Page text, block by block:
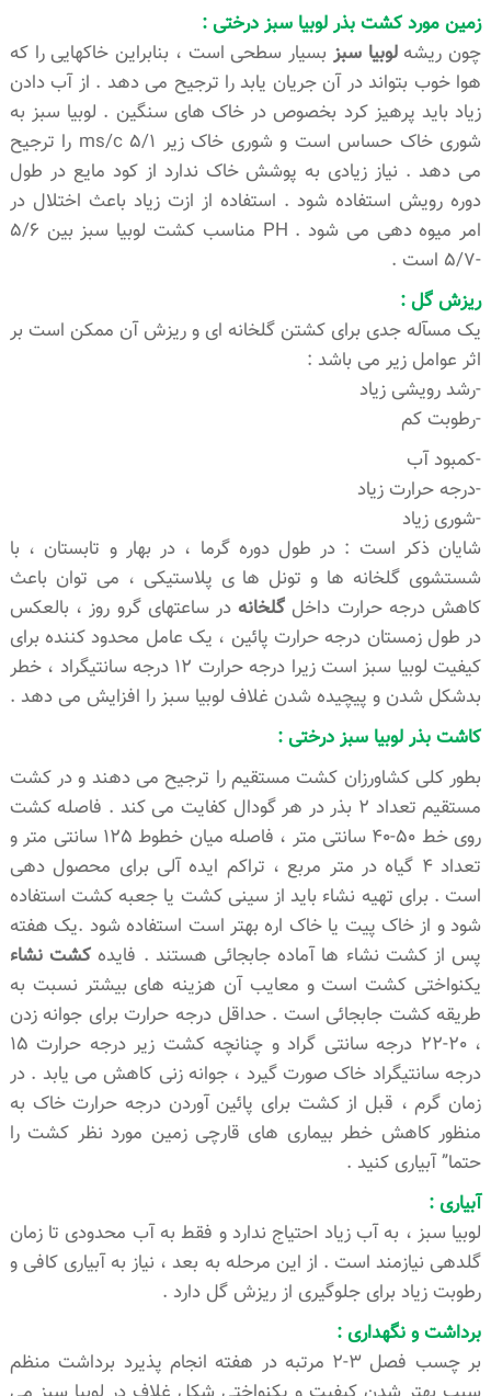
زمین مورد کشت بذر لوبیا سبز درختی :
چون ریشه لوبیا سبز بسیار سطحی است ، بنابراین خاکهایی را که
هوا خوب بتواند در آن جریان یابد را ترجیح می دهد . از آب دادن
زیاد باید پرهیز کرد بخصوص در خاک های سنگین . لوبیا سبز به
شوری خاک حساس است و شوری خاک زیر ms/c 5/1 را ترجیح
می دهد . نیاز زیادی به پوشش خاک ندارد از کود مایع در طول
دوره رویش استفاده شود . استفاده از ازت زیاد باعث اختلال در
امر میوه دهی می شود . PH مناسب کشت لوبیا سبز بین 5/6
-5/7 است .
ریزش گل :
یک مسآله جدی برای کشتن گلخانه ای و ریزش آن ممکن است بر
اثر عوامل زیر می باشد :
-رشد رویشی زیاد
-رطوبت کم
-کمبود آب
-درجه حرارت زیاد
-شوری زیاد
شایان ذکر است : در طول دوره گرما ، در بهار و تابستان ، با
شستشوی گلخانه ها و تونل ها ی پلاستیکی ، می توان باعث
کاهش درجه حرارت داخل گلخانه در ساعتهای گرو روز ، بالعکس
در طول زمستان درجه حرارت پائین ، یک عامل محدود کننده برای
کیفیت لوبیا سبز است زیرا درجه حرارت 12 درجه سانتیگراد ، خطر
بدشکل شدن و پیچیده شدن غلاف لوبیا سبز را افزایش می دهد .
کاشت بذر لوبیا سبز درختی :
بطور کلی کشاورزان کشت مستقیم را ترجیح می دهند و در کشت
مستقیم تعداد 2 بذر در هر گودال کفایت می کند . فاصله کشت
روی خط 50-40 سانتی متر ، فاصله میان خطوط 125 سانتی متر و
تعداد 4 گیاه در متر مربع ، تراکم ایده آلی برای محصول دهی
است . برای تهیه نشاء باید از سینی کشت یا جعبه کشت استفاده
شود و از خاک پیت یا خاک اره بهتر است استفاده شود .یک هفته
پس از کشت نشاء ها آماده جابجائی هستند . فایده کشت نشاء
یکنواختی کشت است و معایب آن هزینه های بیشتر نسبت به
طریقه کشت جابجائی است . حداقل درجه حرارت برای جوانه زدن
، 20-22 درجه سانتی گراد و چنانچه کشت زیر درجه حرارت 15
درجه سانتیگراد خاک صورت گیرد ، جوانه زنی کاهش می یابد . در
زمان گرم ، قبل از کشت برای پائین آوردن درجه حرارت خاک به
منظور کاهش خطر بیماری های قارچی زمین مورد نظر کشت را
حتما” آبیاری کنید .
آبیاری :
لوبیا سبز ، به آب زیاد احتیاج ندارد و فقط به آب محدودی تا زمان
گلدهی نیازمند است . از این مرحله به بعد ، نیاز به آبیاری کافی و
رطوبت زیاد برای جلوگیری از ریزش گل دارد .
برداشت و نگهداری :
بر چسب فصل 3-2 مرتبه در هفته انجام پذیرد برداشت منظم